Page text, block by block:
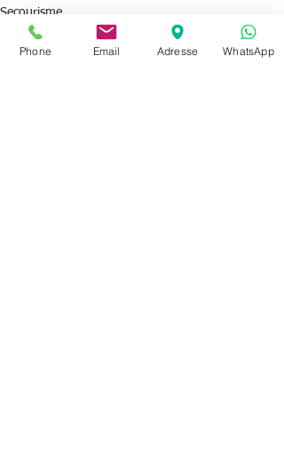
Secourisme
Phone Email Adresse WhatsApp